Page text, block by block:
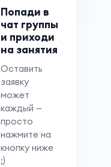
Попади в
чат группы
и приходи
на занятия
Оставить
заявку
может
каждый —
просто
нажмите на
кнопку ниже
;)